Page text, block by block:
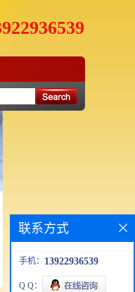
联系方式
手机： 13922936539
Q Q：